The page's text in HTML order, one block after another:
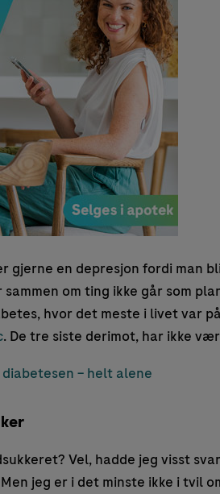
gjerne en depresjon fordi man
om ting ikke går som
hvor det meste i livet var
. De tre siste derimot, har ikke
– helt alene
Vel, hadde jeg visst
jeg er i det minste ikke i tvil